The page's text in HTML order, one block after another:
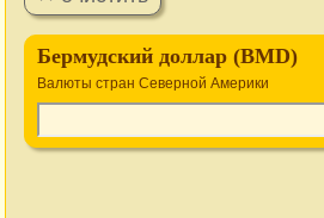
Бермудский доллар (BMD)
Валюты стран Северной Америки